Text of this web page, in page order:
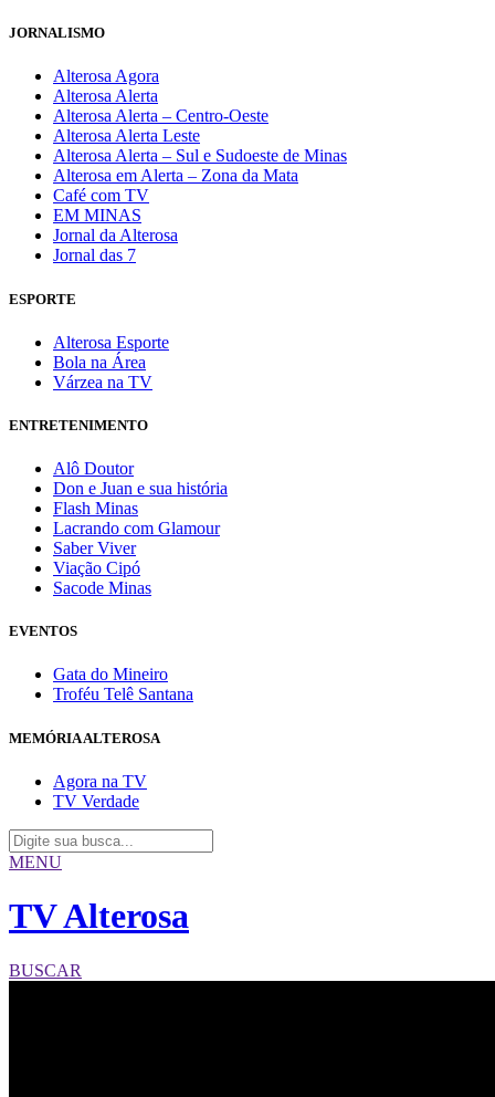
JORNALISMO
Alterosa Agora
Alterosa Alerta
Alterosa Alerta – Centro-Oeste
Alterosa Alerta Leste
Alterosa Alerta – Sul e Sudoeste de Minas
Alterosa em Alerta – Zona da Mata
Café com TV
EM MINAS
Jornal da Alterosa
Jornal das 7
ESPORTE
Alterosa Esporte
Bola na Área
Várzea na TV
ENTRETENIMENTO
Alô Doutor
Don e Juan e sua história
Flash Minas
Lacrando com Glamour
Saber Viver
Viação Cipó
Sacode Minas
EVENTOS
Gata do Mineiro
Troféu Telê Santana
MEMÓRIA ALTEROSA
Agora na TV
TV Verdade
MENU
TV Alterosa
BUSCAR